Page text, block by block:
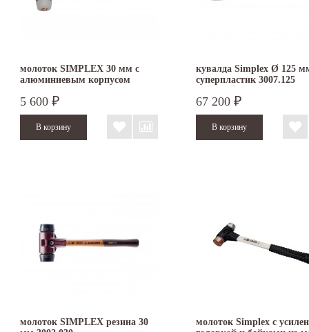
молоток SIMPLEX 30 мм с
алюминиевым корпусом
термопластичный эластомер
3137.030
5 600 ₽
кувалда Simplex Ø 125
суперпластик 3007.125
67 200 ₽
молоток SIMPLEX резина 30
молоток Simplex с